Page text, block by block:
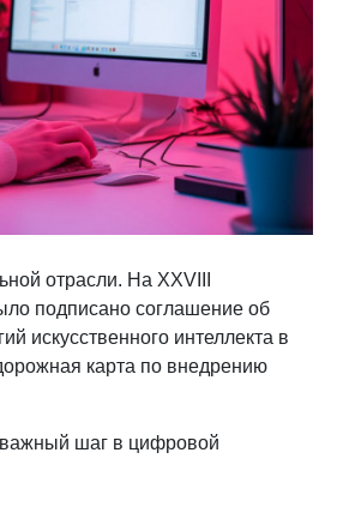
отрасли. На XXVIII
подписано соглашение об
искусственного интеллекта в
карта по внедрению
важный шаг в цифровой